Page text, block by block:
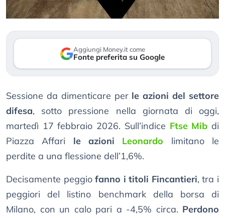
Aggiungi Money.it come
Fonte preferita su Google
Sessione da dimenticare per le azioni del settore
difesa, sotto pressione nella giornata di oggi,
martedì 17 febbraio 2026. Sull’indice Ftse Mib di
Piazza Affari le azioni Leonardo limitano le
perdite a una flessione dell’1,6%.
Decisamente peggiofanno i titoli Fincantieri, tra i
peggiori del listino benchmark della borsa di
Milano, con un calo pari a -4,5% circa. Perdono